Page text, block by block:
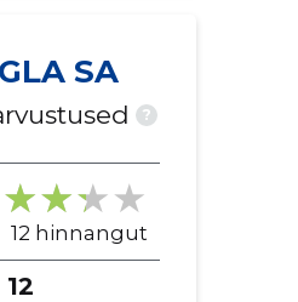
SA
?
12 hinnangut
12